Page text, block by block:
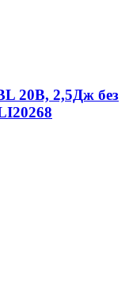
20В, 2,5Дж без